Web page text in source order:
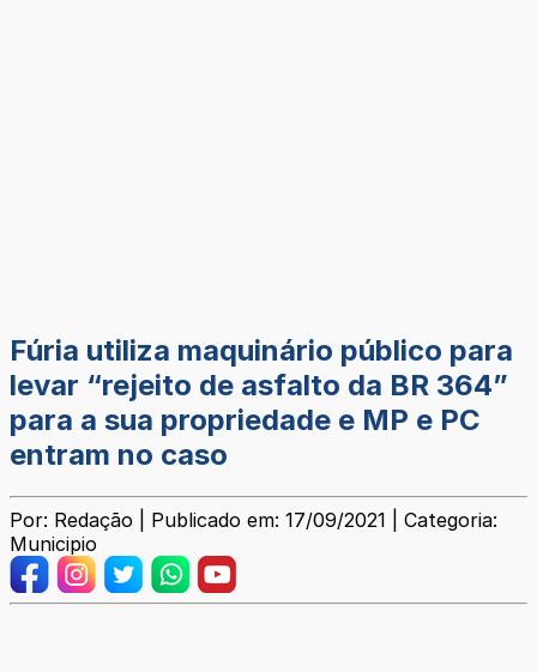
Fúria utiliza maquinário público para
levar “rejeito de asfalto da BR 364”
para a sua propriedade e MP e PC
entram no caso
Por: Redação | Publicado em: 17/09/2021 | Categoria:
Municipio